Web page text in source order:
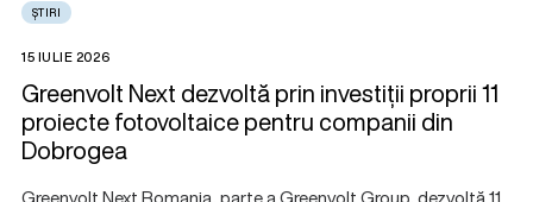
ȘTIRI
15 IULIE 2026
Greenvolt Next dezvoltă prin investiții proprii 11
proiecte fotovoltaice pentru companii din
Dobrogea